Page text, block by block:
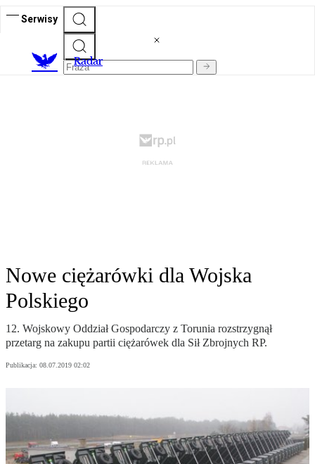
Serwisy
Radar
Nowe ciężarówki dla Wojska
Polskiego
12. Wojskowy Oddział Gospodarczy z Torunia rozstrzygnął
przetarg na zakupu partii ciężarówek dla Sił Zbrojnych RP.
Publikacja: 08.07.2019 02:02